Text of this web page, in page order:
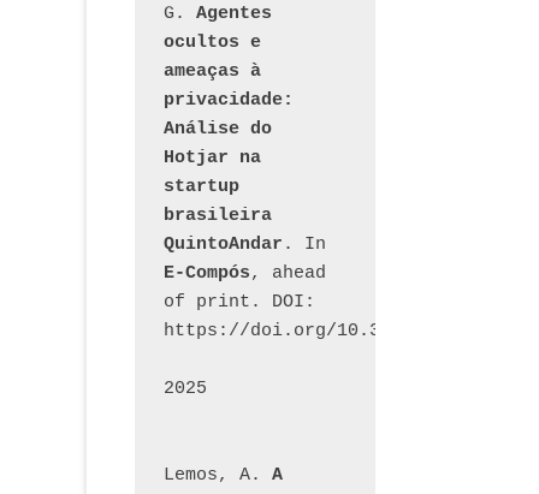
G. Agentes
ocultos e
ameaças à
privacidade:
Análise do
Hotjar na
startup
brasileira
QuintoAndar
E-Compós, ahead
of print. DOI:
https://doi.org/10.30962/
2025
Lemos, A. A